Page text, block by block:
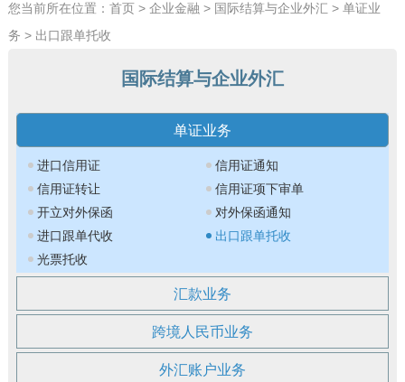
您当前所在位置： 首页> 企业金融 > 国际结算与企业外汇 > 单证业
务 > 出口跟单托收
国际结算与企业外汇
单证业务
进口信用证
信用证通知
信用证转让
信用证项下审单
开立对外保函
对外保函通知
进口跟单代收
出口跟单托收
光票托收
汇款业务
跨境人民币业务
外汇账户业务